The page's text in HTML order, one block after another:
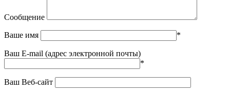
Сообщение
Ваше имя *
Ваш E-mail (адрес электронной почты)
*
Ваш Веб-сайт